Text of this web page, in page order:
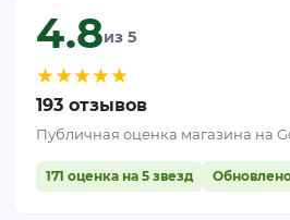
4.8из 5
★★★★★
193 отзывов
Публичная оценка магазина на
171 оценка на 5 звезд